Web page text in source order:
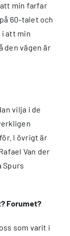
min farfar
60-talet och
i att min
den vägen är
vilja i de
I övrigt är
Van der
Spurs
Forumet?
som varit i